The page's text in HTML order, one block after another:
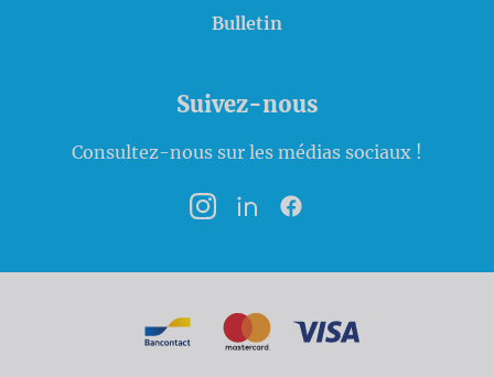
Bulletin
Suivez-nous
Consultez-nous sur les médias sociaux !
InstagramLinkedInFacebook
Modalités de paiement
BancontactMasterCard
VISA